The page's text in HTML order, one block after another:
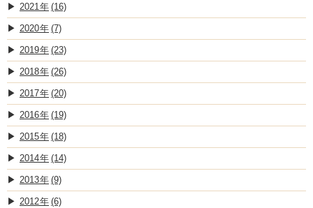
2021 (16)
2020 (7)
2019 (23)
2018 (26)
2017 (20)
2016 (19)
2015 (18)
2014 (14)
2013 (9)
2012 (6)